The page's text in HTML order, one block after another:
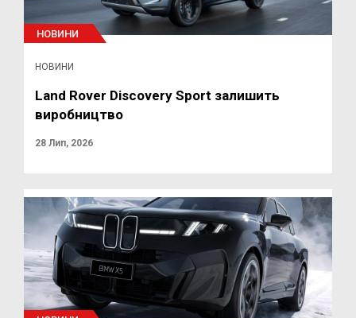
НОВИНИ
НОВИНИ
Land Rover Discovery Sport залишить
виробництво
28 Лип, 2026